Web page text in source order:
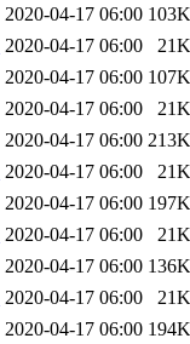
2020-04-17 06:00 103K
2020-04-17 06:00
21K
2020-04-17 06:00 107K
2020-04-17 06:00
21K
2020-04-17 06:00 213K
2020-04-17 06:00
21K
2020-04-17 06:00 197K
2020-04-17 06:00
21K
2020-04-17 06:00 136K
2020-04-17 06:00
21K
2020-04-17 06:00 194K